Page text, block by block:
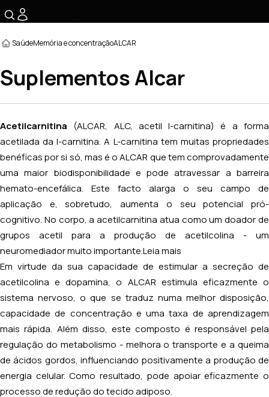
SaúdeMemória e concentraçãoALCAR
Suplementos Alcar
Acetilcarnitina (ALCAR, ALC, acetil l-carnitina) é a forma
acetilada da l-carnitina. A L-carnitina tem muitas propriedades
benéficas por si só, mas é o ALCAR que tem comprovadamente
uma maior biodisponibilidade e pode atravessar a barreira
hemato-encefálica. Este facto alarga o seu campo de
aplicação e, sobretudo, aumenta o seu potencial pró-
cognitivo. No corpo, a acetilcarnitina atua como um doador de
grupos acetil para a produção de acetilcolina - um
neuromediador muito importante. Leia mais
Em virtude da sua capacidade de estimular a secreção de
acetilcolina e dopamina, o ALCAR estimula eficazmente o
sistema nervoso, o que se traduz numa melhor disposição,
capacidade de concentração e uma taxa de aprendizagem
mais rápida. Além disso, este composto é responsável pela
regulação do metabolismo - melhora o transporte e a queima
de ácidos gordos, influenciando positivamente a produção de
energia celular. Como resultado, pode apoiar eficazmente o
processo de redução do tecido adiposo.